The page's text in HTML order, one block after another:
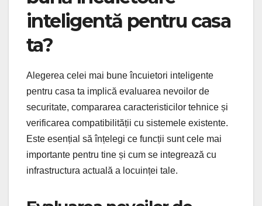
inteligentă pentru casa
ta?
Alegerea celei mai bune încuietori inteligente
pentru casa ta implică evaluarea nevoilor de
securitate, compararea caracteristicilor tehnice și
verificarea compatibilității cu sistemele existente.
Este esențial să înțelegi ce funcții sunt cele mai
importante pentru tine și cum se integrează cu
infrastructura actuală a locuinței tale.